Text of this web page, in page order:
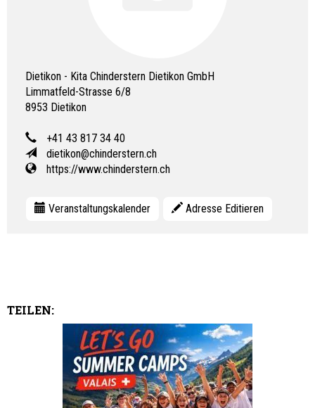
Dietikon - Kita Chinderstern Dietikon GmbH
Limmatfeld-Strasse 6/8
8953 Dietikon
+41 43 817 34 40
dietikon@chinderstern.ch
https://www.chinderstern.ch
Veranstaltungskalender Adresse Editieren
TEILEN: